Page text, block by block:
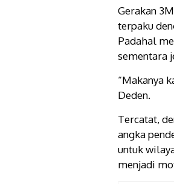
Gerakan
terpaku
Padahal
sementara
“Makanya
Deden.
Tercatat,
angka
untuk
menjadi